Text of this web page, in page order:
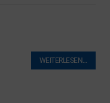
WEITERLESEN…